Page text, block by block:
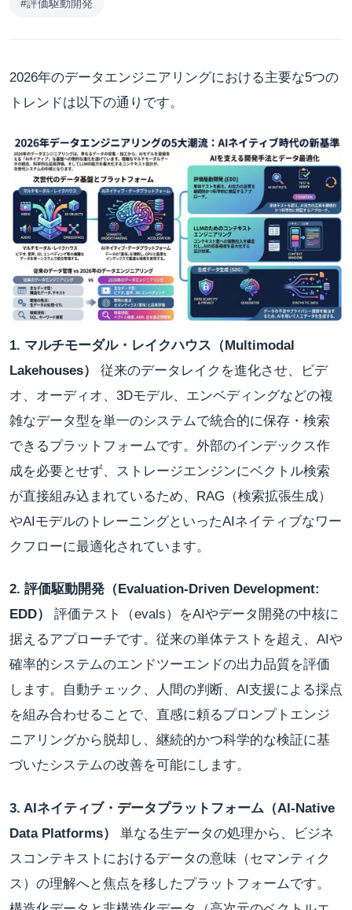
#評価駆動開発
2026年のデータエンジニアリングにおける主要な5つの
トレンドは以下の通りです。
1. マルチモーダル・レイクハウス（Multimodal
Lakehouses）
従来のデータレイクを進化させ、ビデ
オ、オーディオ、3Dモデル、エンベディングなどの複
雑なデータ型を単一のシステムで統合的に保存・検索
できるプラットフォームです。外部のインデックス作
成を必要とせず、ストレージエンジンにベクトル検索
が直接組み込まれているため、RAG（検索拡張生成）
やAIモデルのトレーニングといったAIネイティブなワー
クフローに最適化されています。
2. 評価駆動開発（Evaluation-Driven Development:
EDD）
評価テスト（evals）をAIやデータ開発の中核に
据えるアプローチです。従来の単体テストを超え、AIや
確率的システムのエンドツーエンドの出力品質を評価
します。自動チェック、人間の判断、AI支援による採点
を組み合わせることで、直感に頼るプロンプトエンジ
ニアリングから脱却し、継続的かつ科学的な検証に基
づいたシステムの改善を可能にします。
3. AIネイティブ・データプラットフォーム（AI-Native
Data Platforms）
単なる生データの処理から、ビジネ
スコンテキストにおけるデータの意味（セマンティク
ス）の理解へと焦点を移したプラットフォームです。